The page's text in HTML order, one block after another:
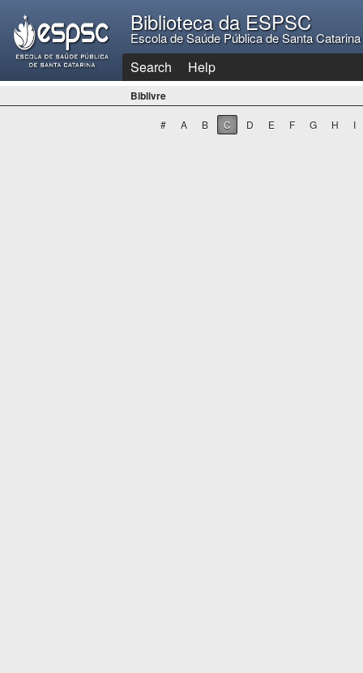
Biblioteca da ESPSC
Escola de Saúde Pública de Santa
Search Help
Biblivre
# A B C D E F G H I